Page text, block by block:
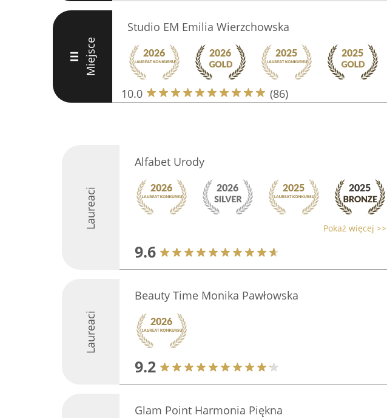
III Miejsce
Studio EM Emilia Wierzchowska
10.0 (86)
Laureaci
Alfabet Urody
Pokaż więcej >>
9.6
Laureaci
Beauty Time Monika Pawłowska
9.2
Glam Point Harmonia Piękna